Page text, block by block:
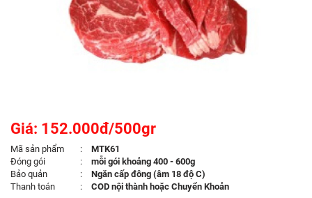
Giá: 152.000đ/500gr
Mã sản phẩm :
MTK61
Đóng gói
:
mỗi gói khoảng 400 - 600g
Bảo quản
:
Ngăn cấp đông (âm 18 độ C)
Thanh toán
: COD nội thành hoặc Chuyển Khoản